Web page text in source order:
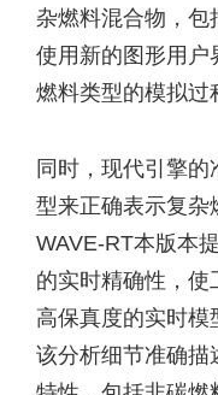
杂燃料混合物，包
使用新的图形用户
燃料类型的模拟过
同时，现代引擎
型来正确表示复杂
WAVE-RT本版本
的实时精确性，使
高保真度的实时模
该分析细节准确描